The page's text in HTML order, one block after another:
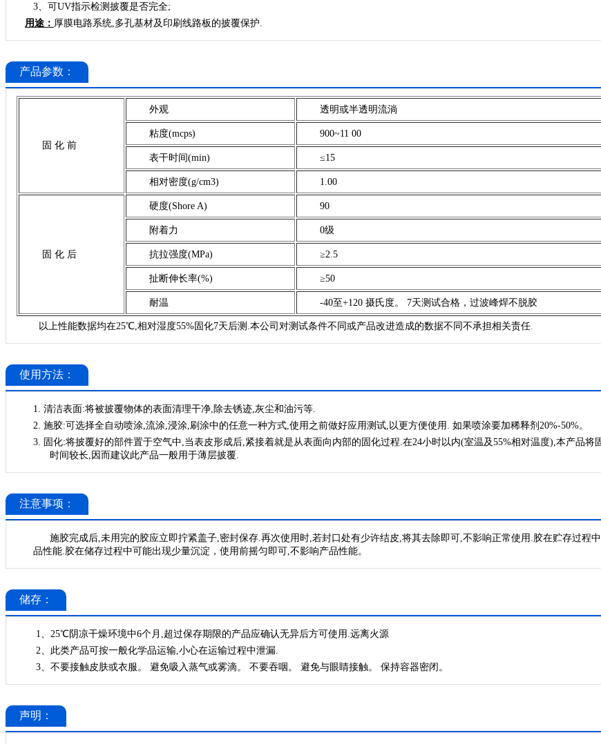
3、 可UV指示检测披覆是否完全;
用途： 厚膜电路系统 ,多孔基材及印刷线路板的披覆保护.
产品参数：
固 化 前
外观 透明或半透明流淌
粘度(mcps) 900~11 00
表干时间(min) ≤15
相对密度(g/cm3) 1.00
固 化 后
硬度(Shore A) 90
附着力 0级
抗拉强度(MPa) ≥2.5
扯断伸长率(%) ≥50
耐温 -40至+120 摄氏度。 7天测试合格，过波峰焊不脱胶
以上性能数据均在25℃,相对湿度55%固化7天后测.本公司对测试条件不同或产品改进造成的数据不同不承担相关责任
使用方法：
1. 清洁表面:将被披覆物体的表面清理干净,除去锈迹,灰尘和油污等.
2. 施胶:可选择全自动喷涂,流涂,浸涂,刷涂中的任意一种方式,使用之前做好应用测试,以更方便使用. 如果喷涂要加稀释剂 20%-50%。
3.
固化:将披覆好的部件置于空气中,当表皮形成后,紧接着就是从表面向内部的固化过程.在24小时以内(室温及55%相对温度),本产品
时间较长,因而建议此产品一般用于薄层披覆.
注意事项：
施胶完成后 ,未用完的胶应立即拧紧盖子,密封保存.再次使用时,若封口处有少许结皮,将其去除即可,不影响正常使用.胶在贮存过
品性能.胶在储存过程中可能出现少量沉淀，使用前摇匀即可,不影响产品性能。
储存：
1、25℃阴凉干燥环境中6个月,超过保存期限的产品应确认无异后方可使用.远离火源
2、此类产品可按一般化学品运输,小心在运输过程中泄漏.
3、不要接触皮肤或衣服。 避免吸入蒸气或雾滴。 不要吞咽。 避免与眼睛接触。 保持容器密闭。
声明：